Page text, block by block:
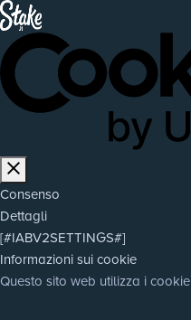
Consenso
Dettagli
[#IABV2SETTINGS#]
Informazioni sui cookie
Questo sito web utilizza i cookie